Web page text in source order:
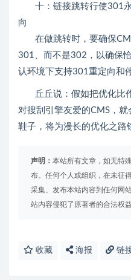
十：链接跳转行使301永
向
在做跳转时，要确保
301、而不是302，以确保
认环境下支持301重定向和
丘丘说：假如把优化比
对搜刮引擎友爱的CMS，
鞋子，将为漫长的优化之路
声明： 本站所有文章，如无特
布。任何个人或组织，在未征
采集、发布本站内容到任何网
站内容侵犯了原著者的合法权
收藏 海报 链